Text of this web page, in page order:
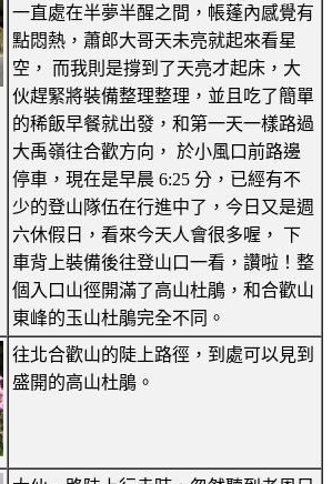
一直處在半夢半醒之間，帳蓬內感覺有
點悶熱，蕭郎大哥天未亮就起來看星
空， 而我則是撐到了天亮才起床，大
伙趕緊將裝備整理整理，並且吃了簡單
的稀飯早餐就出發，和第一天一樣路過
大禹嶺往合歡方向， 於小風口前路邊
停車，現在是早晨 6:25 分，已經有不
少的登山隊伍在行進中了，今日又是週
六休假日，看來今天人會很多喔， 下
車背上裝備後往登山口一看，讚啦！整
個入口山徑開滿了高山杜鵑，和合歡山
東峰的玉山杜鵑完全不同。
往北合歡山的陡上路徑，到處可以見到
盛開的高山杜鵑。